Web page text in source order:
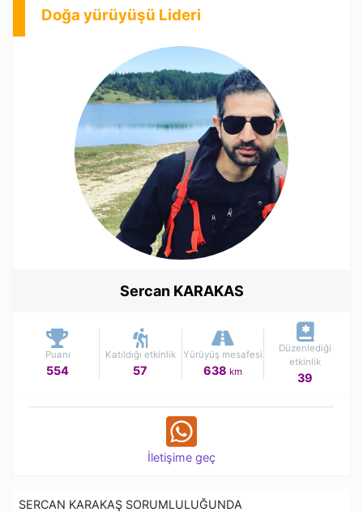
Doğa yürüyüşü Lideri
Sercan KARAKAS
Puanı
554
Katıldığı etkinlik
57
Yürüyüş mesafesi
638 km
Düzenlediği
etkinlik
39
İletişime geç
SERCAN KARAKAŞ SORUMLULUĞUNDA